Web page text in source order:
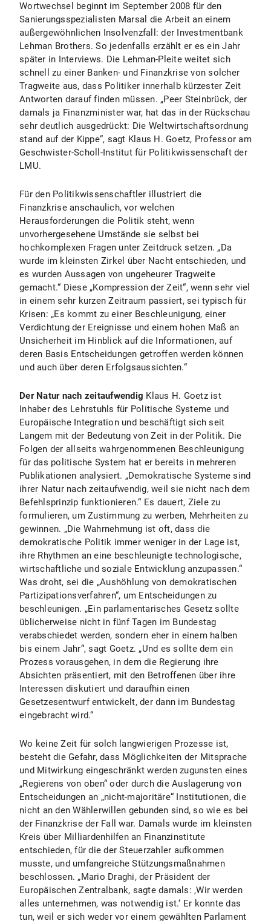
Wortwechsel beginnt im September 2008 für den
Sanierungsspezialisten Marsal die Arbeit an einem
außergewöhnlichen Insolvenzfall: der Investmentbank
Lehman Brothers. So jedenfalls erzählt er es ein Jahr
später in Interviews. Die Lehman-Pleite weitet sich
schnell zu einer Banken- und Finanzkrise von solcher
Tragweite aus, dass Politiker innerhalb kürzester Zeit
Antworten darauf finden müssen. „Peer Steinbrück, der
damals ja Finanzminister war, hat das in der Rückschau
sehr deutlich ausgedrückt: Die Weltwirtschaftsordnung
stand auf der Kippe“, sagt Klaus H. Goetz, Professor am
Geschwister-Scholl-Institut für Politikwissenschaft der
LMU.
Für den Politikwissenschaftler illustriert die
Finanzkrise anschaulich, vor welchen
Herausforderungen die Politik steht, wenn
unvorhergesehene Umstände sie selbst bei
hochkomplexen Fragen unter Zeitdruck setzen. „Da
wurde im kleinsten Zirkel über Nacht entschieden, und
es wurden Aussagen von ungeheurer Tragweite
gemacht.“ Diese „Kompression der Zeit“, wenn sehr viel
in einem sehr kurzen Zeitraum passiert, sei typisch für
Krisen: „Es kommt zu einer Beschleunigung, einer
Verdichtung der Ereignisse und einem hohen Maß an
Unsicherheit im Hinblick auf die Informationen, auf
deren Basis Entscheidungen getroffen werden können
und auch über deren Erfolgsaussichten.“
Der Natur nach zeitaufwendig Klaus H. Goetz ist
Inhaber des Lehrstuhls für Politische Systeme und
Europäische Integration und beschäftigt sich seit
Langem mit der Bedeutung von Zeit in der Politik. Die
Folgen der allseits wahrgenommenen Beschleunigung
für das politische System hat er bereits in mehreren
Publikationen analysiert. „Demokratische Systeme sind
ihrer Natur nach zeitaufwendig, weil sie nicht nach dem
Befehlsprinzip funktionieren.“ Es dauert, Ziele zu
formulieren, um Zustimmung zu werben, Mehrheiten zu
gewinnen. „Die Wahrnehmung ist oft, dass die
demokratische Politik immer weniger in der Lage ist,
ihre Rhythmen an eine beschleunigte technologische,
wirtschaftliche und soziale Entwicklung anzupassen.“
Was droht, sei die „Aushöhlung von demokratischen
Partizipationsverfahren“, um Entscheidungen zu
beschleunigen. „Ein parlamentarisches Gesetz sollte
üblicherweise nicht in fünf Tagen im Bundestag
verabschiedet werden, sondern eher in einem halben
bis einem Jahr“, sagt Goetz. „Und es sollte dem ein
Prozess vorausgehen, in dem die Regierung ihre
Absichten präsentiert, mit den Betroffenen über ihre
Interessen diskutiert und daraufhin einen
Gesetzesentwurf entwickelt, der dann im Bundestag
eingebracht wird.“
Wo keine Zeit für solch langwierigen Prozesse ist,
besteht die Gefahr, dass Möglichkeiten der Mitsprache
und Mitwirkung eingeschränkt werden zugunsten eines
„Regierens von oben“ oder durch die Auslagerung von
Entscheidungen an „nicht-majoritäre“ Institutionen, die
nicht an den Wählerwillen gebunden sind, so wie es bei
der Finanzkrise der Fall war. Damals wurde im kleinsten
Kreis über Milliardenhilfen an Finanzinstitute
entschieden, für die der Steuerzahler aufkommen
musste, und umfangreiche Stützungsmaßnahmen
beschlossen. „Mario Draghi, der Präsident der
Europäischen Zentralbank, sagte damals: ,Wir werden
alles unternehmen, was notwendig ist.‘ Er konnte das
tun, weil er sich weder vor einem gewählten Parlament